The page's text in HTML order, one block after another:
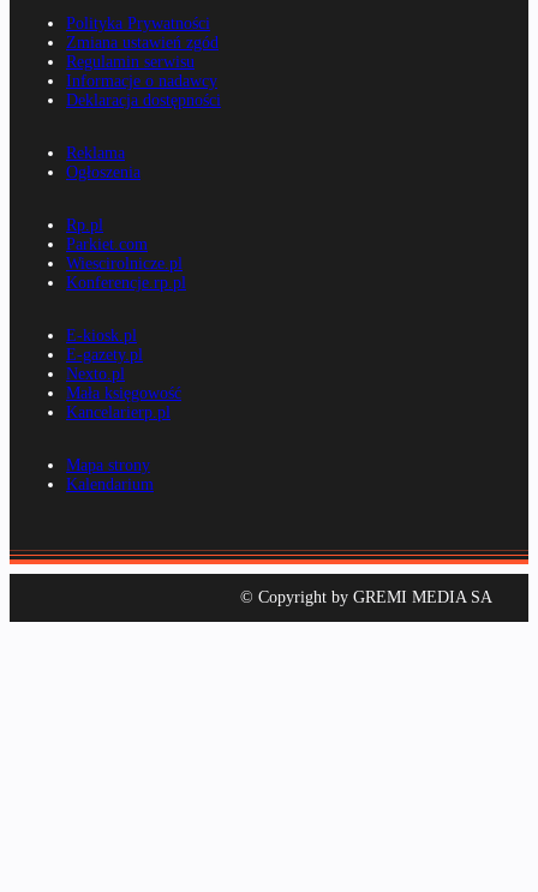
Polityka Prywatności
Zmiana ustawień zgód
Regulamin serwisu
Informacje o nadawcy
Deklaracja dostępności
Reklama
Ogłoszenia
Rp.pl
Parkiet.com
Wiescirolnicze.pl
Konferencje.rp.pl
E-kiosk.pl
E-gazety.pl
Nexto.pl
Mała księgowość
Kancelarierp.pl
Mapa strony
Kalendarium
© Copyright by GREMI MEDIA SA